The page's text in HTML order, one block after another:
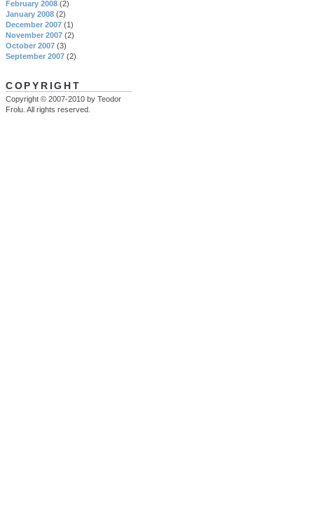
February 2008 (2)
January 2008 (2)
December 2007 (1)
November 2007 (2)
October 2007 (3)
September 2007 (2)
COPYRIGHT
Copyright © 2007-2010 by Teodor
Frolu. All rights reserved.